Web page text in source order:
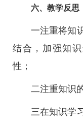
六、教学反思
一注重将知
结合，加强知
性；
二注重知识
三在知识学